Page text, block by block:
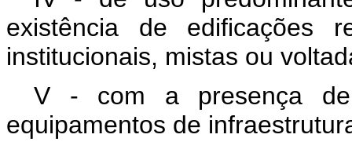
existência de edificações
institucionais, mistas ou
V - com a presença
equipamentos de